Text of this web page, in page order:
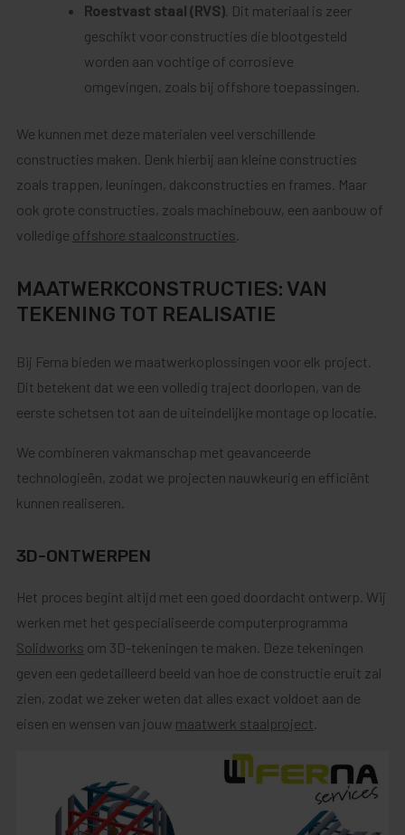
Roestvast staal (RVS) . Dit materiaal is zeer
geschikt voor constructies die blootgesteld
worden aan vochtige of corrosieve
omgevingen, zoals bij offshore toepassingen.
We kunnen met deze materialen veel verschillende
constructies maken. Denk hierbij aan kleine constructies
zoals trappen, leuningen, dakconstructies en frames. Maar
ook grote constructies, zoals machinebouw, een aanbouw of
volledige offshore staalconstructies
MAATWERKCONSTRUCTIES: VAN
TEKENING TOT REALISATIE
Bij Ferna bieden we maatwerkoplossingen voor elk project.
Dit betekent dat we een volledig traject doorlopen, van de
eerste schetsen tot aan de uiteindelijke montage op locatie.
We combineren vakmanschap met geavanceerde
technologieën, zodat we projecten nauwkeurig en efficiënt
kunnen realiseren.
3D-ONTWERPEN
Het proces begint altijd met een goed doordacht ontwerp. Wij
werken met het gespecialiseerde computerprogramma
Solidworks om 3D-tekeningen te maken. Deze tekeningen
geven een gedetailleerd beeld van hoe de constructie eruit zal
zien, zodat we zeker weten dat alles exact voldoet aan de
eisen en wensen van jouw maatwerk staalproject